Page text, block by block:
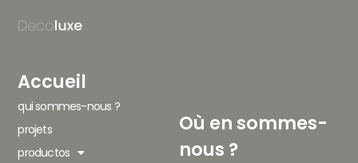
Accueil
qui sommes-nous ?
projets
productos
Où en sommes-
nous ?